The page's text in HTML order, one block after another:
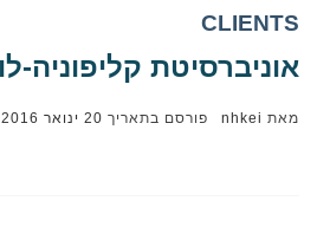
CLIENTS
אוניברסיטת קליפוניה-
מאת nhkei פורסם בתאריך 20 ינואר 2016